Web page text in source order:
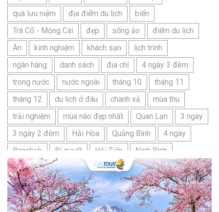
quà lưu niệm
địa điểm du lịch
biển
Trà Cổ - Móng Cái
đẹp sống ảo
điểm du lịch
Ăn
kinh nghiệm khách sạn
lịch trình
ngân hàng
danh sách địa chỉ
4 ngày 3 đêm
trong nước
nước ngoài tháng 10
tháng 11
tháng 12
du lịch ở đâu chanh xả
mùa thu
trải nghiệm
mùa nào đẹp nhất Quan Lạn
3 ngày
3 ngày 2 đêm
Hải Hòa Quảng Bình
4 ngày
Bangkok
Bí quyết Hải Tiến
Ninh Bình
Nhật Bản
du lịch sầm sơn cần chuẩn bị gì
bãi tắm sấm sơn
đặc sản sầm sơn
đặc sản du lịch sầm sơn
tour du lịch 3 ngày 2 đêm